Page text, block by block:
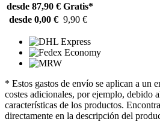
desde 87,90 € Gratis*
desde 0,00 € 9,90 €
* Estos gastos de envío se aplican a un
costes adicionales, por ejemplo, debido
características de los productos.
directamente en la descripción del